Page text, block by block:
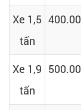
Xe 1,5
tấn
Xe 1,9
tấn